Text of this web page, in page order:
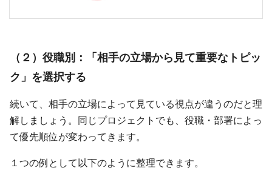
（２）役職別：「相手の立場から見て重要なトピッ
ク」を選択する
続いて、相手の立場によって見ている視点が違うのだと理
解しましょう。同じプロジェクトでも、役職・部署によっ
て優先順位が変わってきます。
１つの例として以下のように整理できます。